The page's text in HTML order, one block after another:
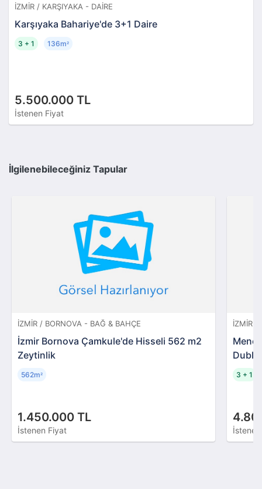
İZMIR / KARŞIYAKA - DAIRE
Karşıyaka Bahariye'de 3+1 Daire
5.500.000 TL
İstenen Fiyat
3 + 1 136m²
İlgilenebileceğiniz Tapular
İZMIR / BORNOVA - BAĞ & BAHÇE
İzmir Bornova Çamkule'de Hisseli 562 m2
Zeytinlik
1.450.000 TL
İstenen Fiyat
562m²
İZMIR /
3 + 1